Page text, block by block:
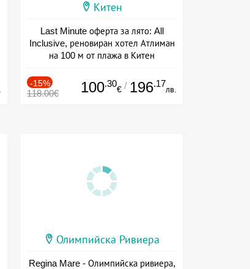
Китен
Last Minute оферта за лято: All
Inclusive, реновиран хотел Атлиман
на 100 м от плажа в Китен
-15%
118.00€ 100.30
€ / 196.17
лв.
Олимпийска Ривиера
Regina Mare - Олимпийска ривиера,